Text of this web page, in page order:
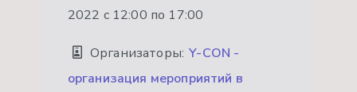
2022 с 12:00 по 17:00
Организаторы: Y-СON -
организация мероприятий в